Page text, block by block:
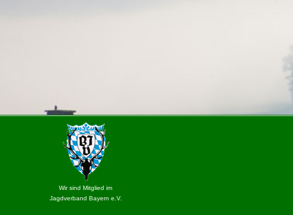
Wir sind Mitglied im
Jagdverband Bayern e.V.